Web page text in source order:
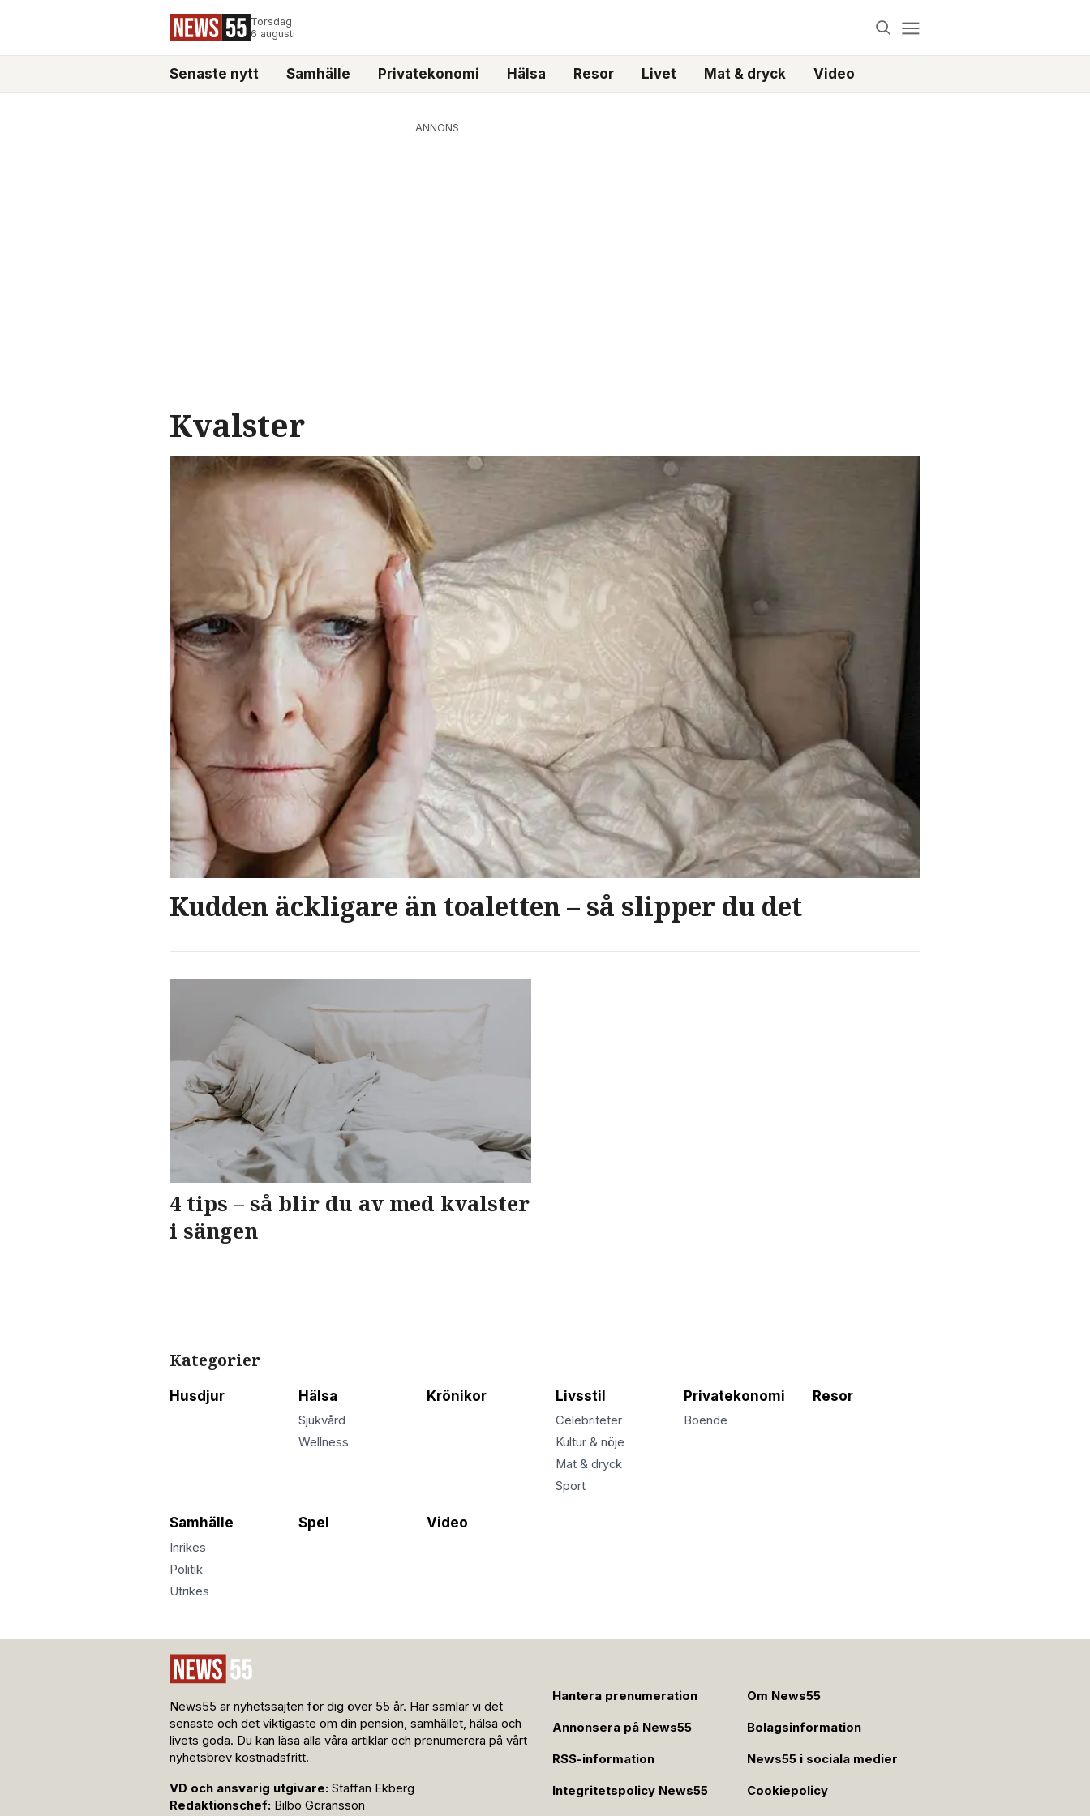
Torsdag
6 augusti
Senaste nytt Samhälle Privatekonomi Hälsa Resor Livet Mat & dryck Video
ANNONS
Kvalster
Kudden äckligare än toaletten – så slipper du det
4 tips – så blir du av med kvalster
i sängen
Kategorier
Husdjur Hälsa
Sjukvård
Wellness
Krönikor Livsstil
Celebriteter
Kultur & nöje
Mat & dryck
Sport
Privatekonomi
Boende
Resor
Samhälle
Inrikes
Politik
Utrikes
Spel Video
News55 är nyhetssajten för dig över 55 år. Här samlar vi det
senaste och det viktigaste om din pension, samhället, hälsa och
livets goda. Du kan läsa alla våra artiklar och prenumerera på vårt
nyhetsbrev kostnadsfritt.
VD och ansvarig utgivare: Staffan Ekberg
Redaktionschef: Bilbo Göransson
Hantera prenumeration Om News55
Annonsera på News55 Bolagsinformation
RSS-information News55 i sociala medier
Integritetspolicy News55 Cookiepolicy